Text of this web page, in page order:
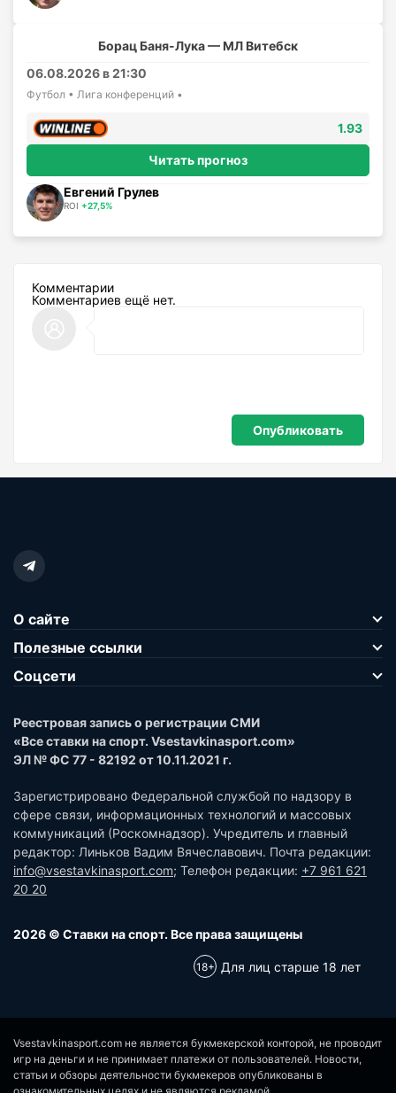
Борац Баня-Лука — МЛ Витебск
06.08.2026 в 21:30
Футбол • Лига конференций •
1.93
Читать прогноз
Евгений Грулев
ROI +27,5%
Комментарии
Комментариев ещё нет.
О сайте
Полезные ссылки
Соцсети
Реестровая запись о регистрации СМИ
«Все ставки на спорт. Vsestavkinasport.com»
ЭЛ № ФС 77 - 82192 от 10.11.2021 г.
Зарегистрировано Федеральной службой по надзору в
сфере связи, информационных технологий и массовых
коммуникаций (Роскомнадзор). Учредитель и главный
редактор: Линьков Вадим Вячеславович. Почта редакции:
info@vsestavkinasport.com; Телефон редакции: +7 961 621
20 20
2026 © Ставки на спорт. Все права защищены
Для лиц старше 18 лет
Vsestavkinasport.com не является букмекерской конторой, не проводит
игр на деньги и не принимает платежи от пользователей. Новости,
статьи и обзоры деятельности букмекеров опубликованы в